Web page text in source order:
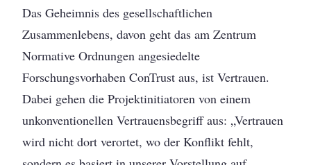
Das Geheimnis des gesellschaftlichen
Zusammenlebens, davon geht das am Zentrum
Normative Ordnungen angesiedelte
Forschungsvorhaben ConTrust aus, ist Vertrauen.
Dabei gehen die Projektinitiatoren von einem
unkonventionellen Vertrauensbegriff aus: „Vertrauen
wird nicht dort verortet, wo der Konflikt fehlt,